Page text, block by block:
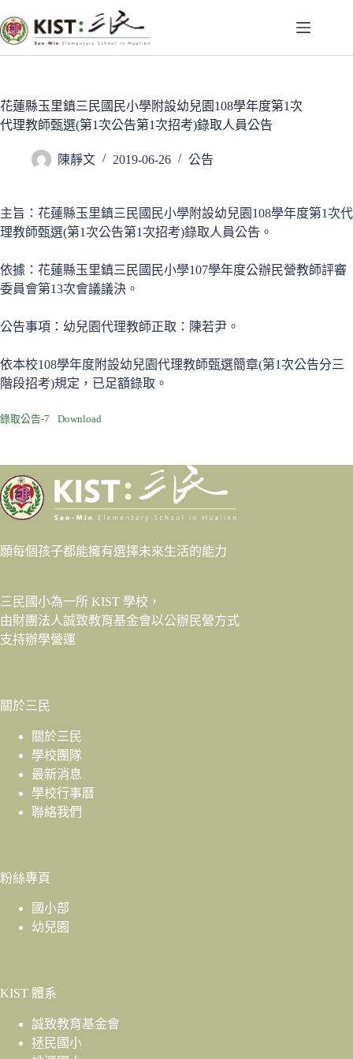
至
主
容
花蓮縣玉里鎮三民國民小學附設幼兒園108學年度第1次
代理教師甄選(第1次公告第1次招考)錄取人員公告
陳靜文 2019-06-26 公告
主旨：花蓮縣玉里鎮三民國民小學附設幼兒園108學年度第1次代
理教師甄選(第1次公告第1次招考)錄取人員公告。
依據：花蓮縣玉里鎮三民國民小學107學年度公辦民營教師評審
委員會第13次會議議決。
公告事項：幼兒園代理教師正取：陳若尹。
依本校108學年度附設幼兒園代理教師甄選簡章(第1次公告分三
階段招考)規定，已足額錄取。
錄取公告-7 Download
願每個孩子都能擁有選擇未來生活的能力
三民國小為一所 KIST 學校，
由財團法人誠致教育基金會以公辦民營方式
支持辦學營運
關於三民
關於三民
學校團隊
最新消息
學校行事曆
聯絡我們
粉絲專頁
國小部
幼兒園
KIST 體系
誠致教育基金會
拯民國小